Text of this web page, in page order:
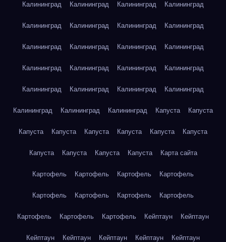
Калининград Калининград Калининград Калининград
Калининград Калининград Калининград Калининград
Калининград Калининград Калининград Калининград
Калининград Калининград Калининград Калининград
Калининград Калининград Калининград Калининград
Калининград Калининград Калининград Капуста Капуста
Капуста Капуста Капуста Капуста Капуста Капуста
Капуста Капуста Капуста Капуста Карта сайта
Картофель Картофель Картофель Картофель
Картофель Картофель Картофель Картофель
Картофель Картофель Картофель Кейптаун Кейптаун
Кейптаун Кейптаун Кейптаун Кейптаун Кейптаун